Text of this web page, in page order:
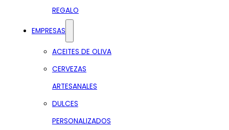
REGALO
EMPRESAS
ACEITES DE OLIVA
CERVEZAS
ARTESANALES
DULCES
PERSONALIZADOS